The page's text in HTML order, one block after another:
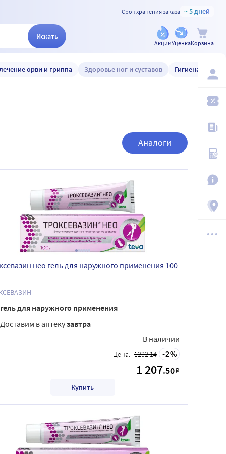
Срок хранения заказа ~ 5 дней
Искать
АкцииУценкаКорзина
орви и гриппа Здоровье ног и суставов Гигиена и уход
Аналоги
нео гель для наружного применения 100
гель для наружного применения
Доставим в аптекузавтра
В наличии
Цена: 1232.14 2
1 207.50₽
Купить